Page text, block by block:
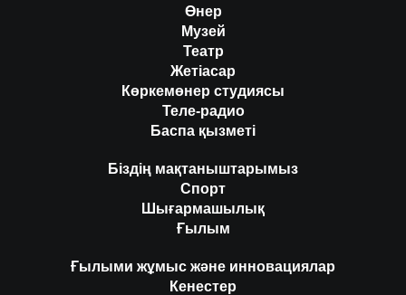
Өнер
Музей
Театр
Жетіасар
Көркемөнер студиясы
Теле-радио
Баспа қызметі
Біздің мақтаныштарымыз
Спорт
Шығармашылық
Ғылым
Ғылыми жұмыс және инновациялар
Кенестер